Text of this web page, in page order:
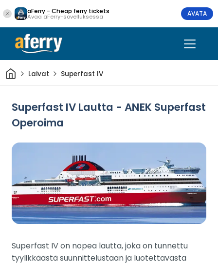
aFerry - Cheap ferry tickets
Avaa aFerry-sovelluksessa AVATA
KotiinLaivat Superfast IV
Superfast IV Lautta - ANEK Superfast
Operoima
Superfast IV on nopea lautta, joka on tunnettu
tyylikkäästä suunnittelustaan ja luotettavasta